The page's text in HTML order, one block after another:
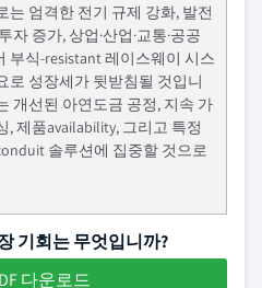
는 엄격한 전기 규제 강화, 발전
자 증가, 상업·산업·교통·공공
부식-resistant 레이스웨이 시스
로 성장세가 뒷받침될 것입니
개선된 아연도금 공정, 지속 가
, 제품availability, 그리고 특정
솔루션에 집중할 것으로
기회는 무엇입니까?
다운로드